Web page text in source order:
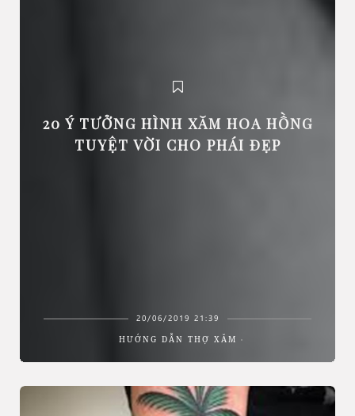
20 Ý TƯỞNG HÌNH XĂM HOA HỒNG
TUYỆT VỜI CHO PHÁI ĐẸP
20/06/2019 21:39
HƯỚNG DẪN THỢ XĂM